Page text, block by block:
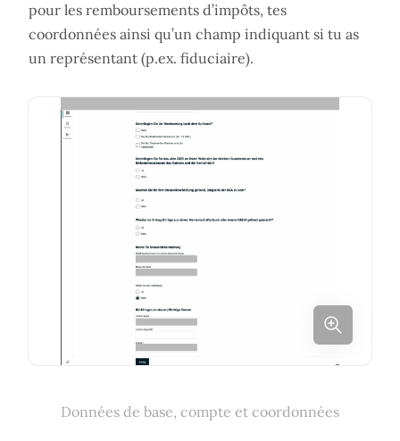
pour les remboursements d’impôts, tes
coordonnées ainsi qu’un champ indiquant si tu as
un représentant (p.ex. fiduciaire).
Données de base, compte et coordonnées